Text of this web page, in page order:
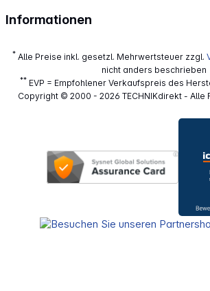
Informationen
* Alle Preise inkl. gesetzl. Mehrwertsteuer zzgl.
nicht anders beschrieben
**EVP = Empfohlener Verkaufspreis des
Copyright © 2000 - 2026 TECHNIKdirekt - Alle